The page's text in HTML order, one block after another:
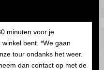
minuten voor je
bent. *We gaan
tour ondanks het weer.
dan contact op met de